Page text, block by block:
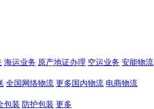
海运业务 原产地证办理 空运业务 安能物流
全国网络物流 更多国内物流 电商物流
包装 防护包装 更多